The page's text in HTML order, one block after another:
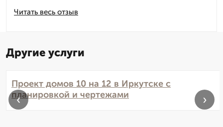
Читать весь отзыв
Другие услуги
Проект домов 10 на 12 в Иркутске с
планировкой и чертежами
‹ ›